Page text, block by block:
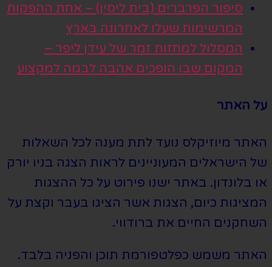
סיפור הפרברים (בית ליסין) – אחת ההפקות
המרשימות שעלו לאחרונה בארץ
המסלול למחזות זמר של עידן ליפר –
המקום שבו הופכים אהבה לבמה למקצוע
על האתר
האתר מיוזיקלס נועד לתת מענה לכל השאלות
של הישראלים המעוניינים לראות הצגה בניו יורק
או בלונדון. באתר ישנו פירוט על כל ההצגות
המציגות כיום, הצגות אשר הציגו בעבר וקצת על
השחקנים החיים את ברודווי.
האתר משמש כפלטפורמת תוכן והפניה בלבד.